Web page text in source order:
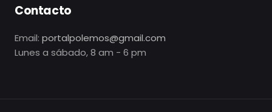
Contacto
Email: portalpolemos@gmail.com
Lunes a sábado, 8 am - 6 pm